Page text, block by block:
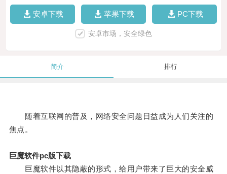
安卓下载 苹果下载 PC下载
安卓市场，安全绿色
简介 排行
随着互联网的普及，网络安全问题日益成为人们关注的
焦点。
巨魔软件pc版下载
巨魔软件以其隐蔽的形式，给用户带来了巨大的安全威